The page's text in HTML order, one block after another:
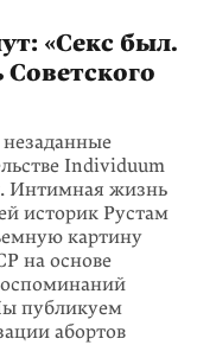
«Секс был.
Individuum
Интимная жизнь
историк Рустам
картину
на основе
публикуем
абортов